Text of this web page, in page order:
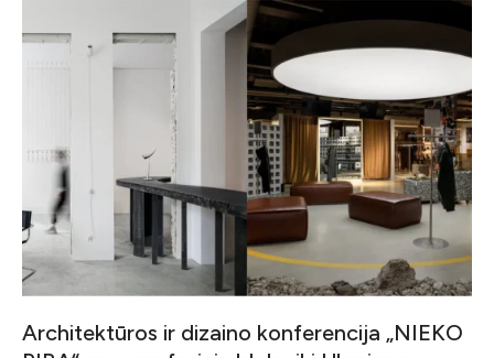
Architektūros ir dizaino konferencija „NIEKO